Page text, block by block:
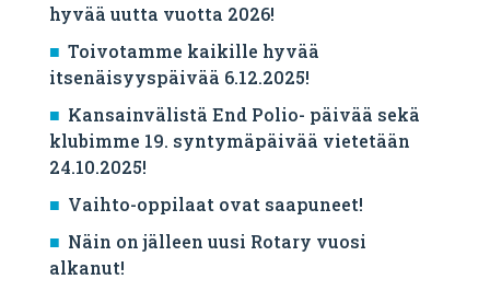
hyvää uutta vuotta 2026!
Toivotamme kaikille hyvää
itsenäisyyspäivää 6.12.2025!
Kansainvälistä End Polio- päivää sekä
klubimme 19. syntymäpäivää vietetään
24.10.2025!
Vaihto-oppilaat ovat saapuneet!
Näin on jälleen uusi Rotary vuosi
alkanut!